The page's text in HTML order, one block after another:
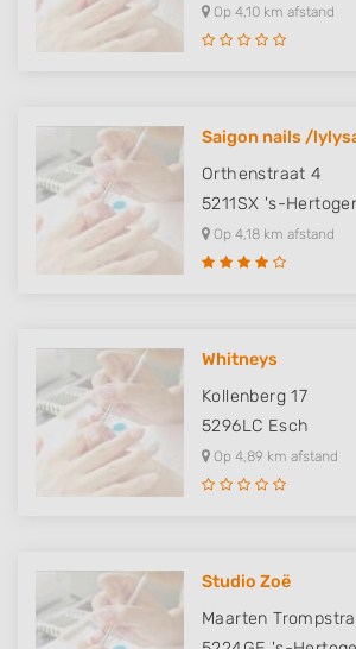
Op 4,10 km afstand
Saigon nails /
Orthenstraat 4
5211SX 's-
Op 4,18 km afstand
Whitneys
Kollenberg 17
5296LC Esch
Op 4,89 km afstand
Studio Zoë
Maarten